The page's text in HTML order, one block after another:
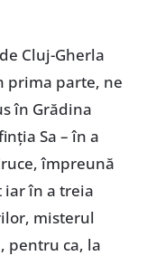
Cluj-Gherla
prima parte, ne
în Grădina
Sa – în a
împreună
iar în a treia
misterul
pentru ca, la